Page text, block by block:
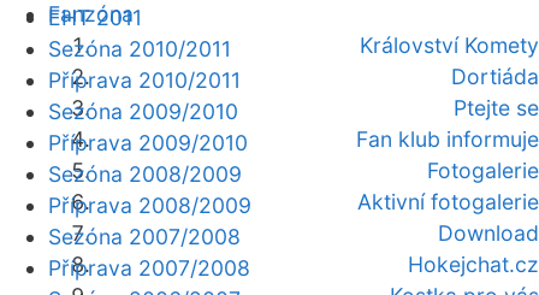
Fanzóna
Království Komety
Dortiáda
Ptejte se
Fan klub informuje
Fotogalerie
Aktivní fotogalerie
Download
Hokejchat.cz
EHT 2011
Sezóna 2010/2011
Příprava 2010/2011
Sezóna 2009/2010
Příprava 2009/2010
Sezóna 2008/2009
Příprava 2008/2009
Sezóna 2007/2008
Příprava 2007/2008